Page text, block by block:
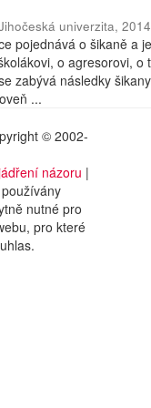
univerzita, 2014
pojednává o šikaně a
o agresorovi, o
zabývá následky
...
© 2002-
názoru |
nutné pro
pro které